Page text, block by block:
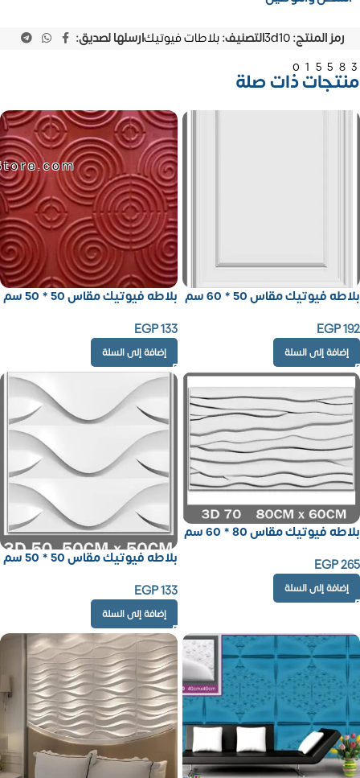
رمز المنتج:3d10التصنيف:بلاطات فيوتيكارسلها لصديق:
منتجات ذات صلة
بلاطه فيوتيك مقاس 50 * 60 سم
EGP192
إضافة إلى السلة
بلاطه فيوتيك مقاس 50 * 50 سم
EGP133
إضافة إلى السلة
بلاطه فيوتيك مقاس 80 * 60 سم
EGP265
إضافة إلى السلة
بلاطه فيوتيك مقاس 50 * 50 سم
EGP133
إضافة إلى السلة